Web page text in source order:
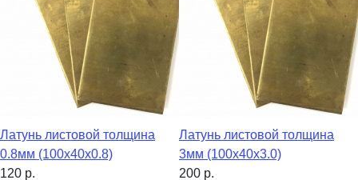
Латунь листовой толщина
0.8мм (100х40х0.8)
120 р.
Латунь листовой толщина
3мм (100х40х3.0)
200 р.